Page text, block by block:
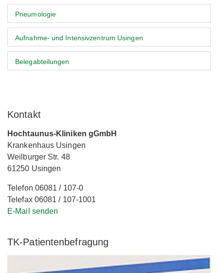
Pneumologie
Aufnahme- und Intensivzentrum Usingen
Belegabteilungen
Kontakt
Hochtaunus-Kliniken gGmbH
Krankenhaus Usingen
Weilburger Str. 48
61250 Usingen
Telefon 06081 / 107-0
Telefax 06081 / 107-1001
E-Mail senden
TK-Patientenbefragung